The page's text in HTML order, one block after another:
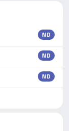
ND
ND
ND